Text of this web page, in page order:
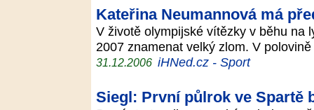
Kateřina Neumannová má
V životě olympijské vítězky v běhu na
2007 znamenat velký zlom. V
31.12.2006 iHNed.cz - Sport
Siegl: První půlrok ve Spartě